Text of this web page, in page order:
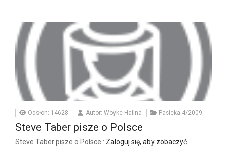
Odsłon: 14628 Autor: Woyke Halina Pasieka 4/2009
Steve Taber pisze o Polsce
Steve Taber pisze o Polsce : Zaloguj się, aby zobaczyć.